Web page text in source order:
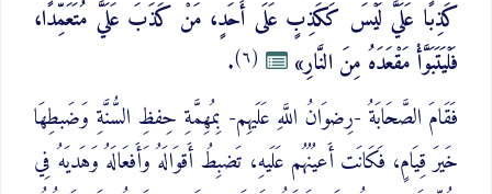
كَذِبًا عَلَيَّ لَيْسَ كَكَذِبٍ عَلَى أَحَدٍ، مَنْ كَذَبَ عَلَيَّ مُتَعَمِّدًا،
فَلْيَتَبَوَّأْ مَقْعَدَهُ مِنَ النَّارِ»
(٦)
.
فَقَامَ الصَّحَابَةُ -رِضوَانُ اللَّهِ عَلَيهِم- بِمُهِمَّةِ حِفظِ السُّنَّةِ وَضَبطِهَا
خَيرَ قِيَامٍ، فَكَانَت أَعيُنُهُم عَلَيهِ، تَضبِطُ أَقوَالَهُ وَأَفعَالَهُ وَهَديَهُ فِي